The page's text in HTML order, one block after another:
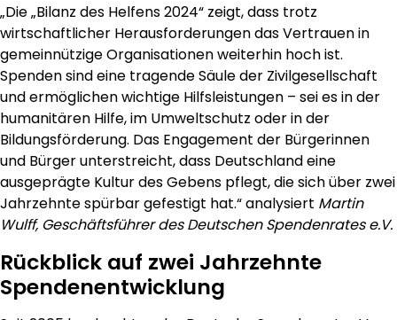
„Die „Bilanz des Helfens 2024“ zeigt, dass trotz
wirtschaftlicher Herausforderungen das Vertrauen in
gemeinnützige Organisationen weiterhin hoch ist.
Spenden sind eine tragende Säule der Zivilgesellschaft
und ermöglichen wichtige Hilfsleistungen – sei es in der
humanitären Hilfe, im Umweltschutz oder in der
Bildungsförderung. Das Engagement der Bürgerinnen
und Bürger unterstreicht, dass Deutschland eine
ausgeprägte Kultur des Gebens pflegt, die sich über zwei
Jahrzehnte spürbar gefestigt hat.“ analysiert Martin
Wulff, Geschäftsführer des Deutschen Spendenrates e.V.
Rückblick auf zwei Jahrzehnte
Spendenentwicklung